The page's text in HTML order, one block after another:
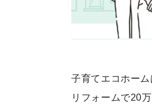
子育てエコホー
リフォームで20